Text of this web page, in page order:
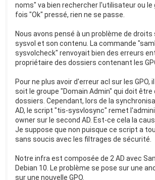
noms" va bien rechercher l'utilisateur ou le
fois "Ok" pressé, rien ne se passe.
Nous avons pensé à un problème de
sysvol et son contenu. La commande
sysvolcheck" renvoyait bien des erreurs
propriétaire des dossiers contenant les
Pour ne plus avoir d'erreur acl sur les GPO,
soit le groupe "Domain Admin" qui doit être
dossiers. Cependant, lors de la
AD, le script "tis-sysvlosync" remet
owner sur le second AD. Est-ce cela la
Je suppose que non puisque ce script a
sans soucis avec les filtrages de sécurité.
Notre infra est composée de 2 AD avec
Debian 10. Le problème se pose sur une
sur une nouvelle GPO.